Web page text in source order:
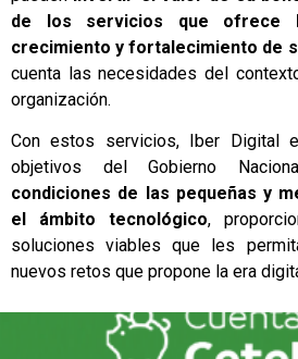
de los servicios que ofrece
crecimiento y fortalecimiento de
cuenta las necesidades del
organización.
Con estos servicios, Iber Digital
objetivos del Gobierno
condiciones de las pequeñas y
el ámbito tecnológico,
soluciones viables que les
nuevos retos que propone la era